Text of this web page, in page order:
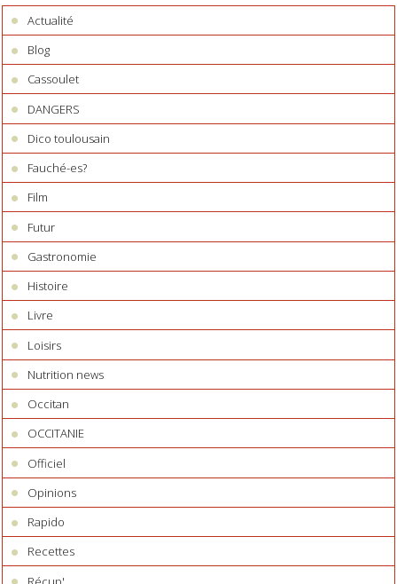
Actualité
Blog
Cassoulet
DANGERS
Dico toulousain
Fauché-es?
Film
Futur
Gastronomie
Histoire
Livre
Loisirs
Nutrition news
Occitan
OCCITANIE
Officiel
Opinions
Rapido
Recettes